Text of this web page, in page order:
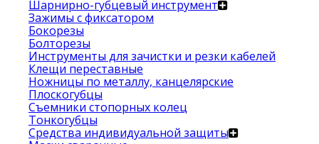
Шарнирно-губцевый инструмент
Зажимы с фиксатором
Бокорезы
Болторезы
Инструменты для зачистки и резки кабелей
Клещи переставные
Ножницы по металлу, канцелярские
Плоскогубцы
Съемники стопорных колец
Тонкогубцы
Средства индивидуальной защиты